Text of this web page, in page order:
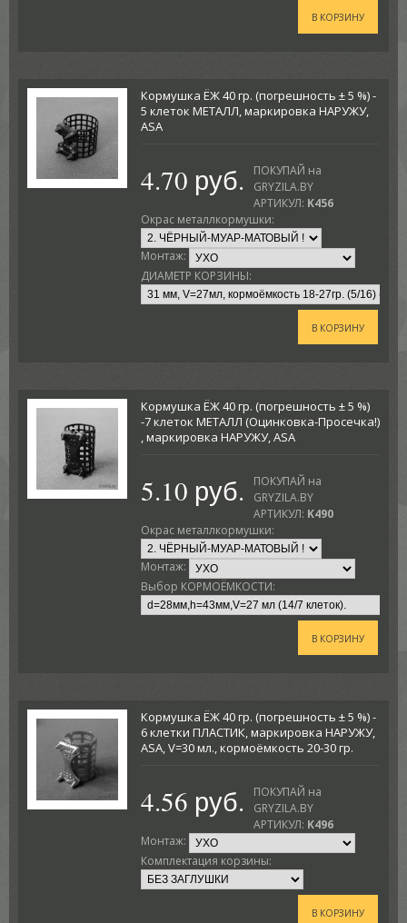
В КОРЗИНУ
Кормушка ЁЖ 40 гр. (погрешность ± 5 %) -
5 клеток МЕТАЛЛ, маркировка НАРУЖУ,
ASA
4.70 руб.
ПОКУПАЙ на
GRYZILA.BY
АРТИКУЛ: K456
Окрас металлкормушки:
Монтаж:
ДИАМЕТР КОРЗИНЫ:
В КОРЗИНУ
Кормушка ЁЖ 40 гр. (погрешность ± 5 %)
-7 клеток МЕТАЛЛ (Оцинковка-Просечка!)
, маркировка НАРУЖУ, ASA
5.10 руб.
ПОКУПАЙ на
GRYZILA.BY
АРТИКУЛ: K490
Окрас металлкормушки:
Монтаж:
Выбор КОРМОЁМКОСТИ:
В КОРЗИНУ
Кормушка ЁЖ 40 гр. (погрешность ± 5 %) -
6 клетки ПЛАСТИК, маркировка НАРУЖУ,
ASA, V=30 мл., кормоёмкость 20-30 гр.
4.56 руб.
ПОКУПАЙ на
GRYZILA.BY
АРТИКУЛ: K496
Монтаж:
Комплектация корзины:
В КОРЗИНУ